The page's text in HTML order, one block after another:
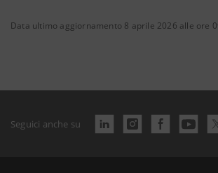
Data ultimo aggiornamento 8 aprile 2026 alle ore
Seguici anche su